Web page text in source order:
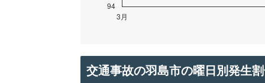
交通事故の羽島市の曜日別発生